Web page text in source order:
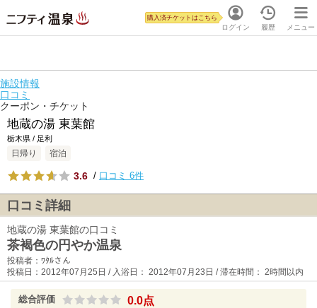
ログイン
購入済チケットはこちら
履歴 メニュー
施設情報
口コミ
クーポン・チケット
地蔵の湯 東葉館
栃木県 / 足利
日帰り 宿泊
3.6 / 口コミ 6件
口コミ詳細
地蔵の湯 東葉館の口コミ
茶褐色の円やか温泉
投稿者：ﾜﾀﾙさん
投稿日：2012年07月25日 / 入浴日： 2012年07月23日 / 滞在時間： 2時間以内
総合評価 0.0点